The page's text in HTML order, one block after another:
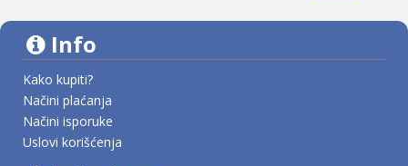
Info
Kako kupiti?
Načini plaćanja
Načini isporuke
Uslovi korišćenja